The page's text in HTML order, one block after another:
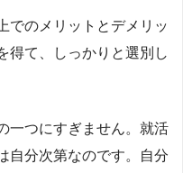
でのメリットとデメリッ
得て、しっかりと選別し
一つにすぎません。就活
自分次第なのです。自分